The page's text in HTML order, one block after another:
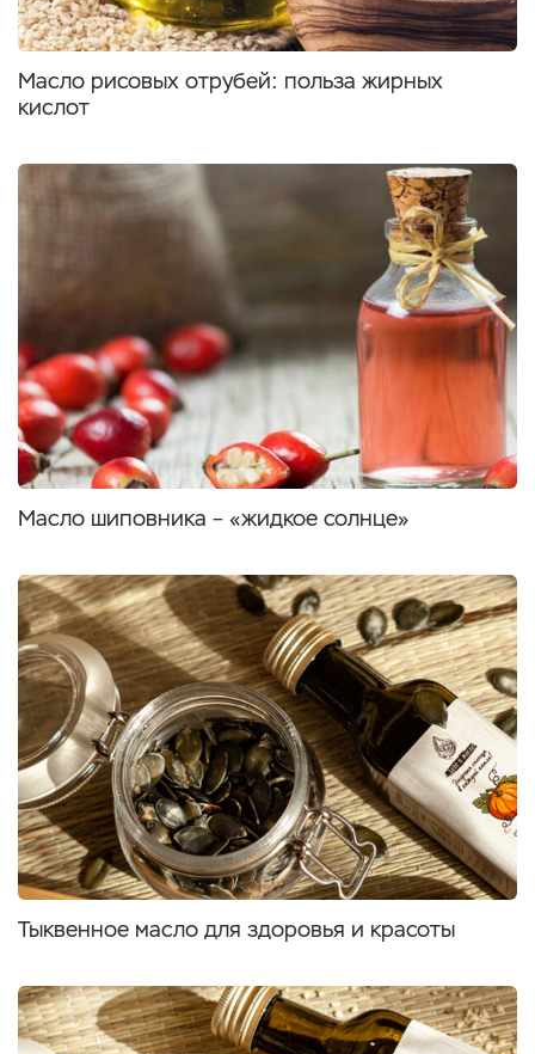
Масло рисовых отрубей: польза жирных
кислот
Масло шиповника – «жидкое солнце»
Тыквенное масло для здоровья и красоты